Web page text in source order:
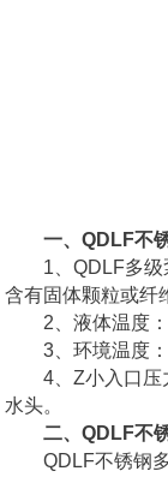
一、QDLF不锈
1、QDLF多级
含有固体颗粒或纤
2、液体温度
3、环境温度：
4、Z小入口压力
水头。
二、QDLF不锈
QDLF不锈钢多